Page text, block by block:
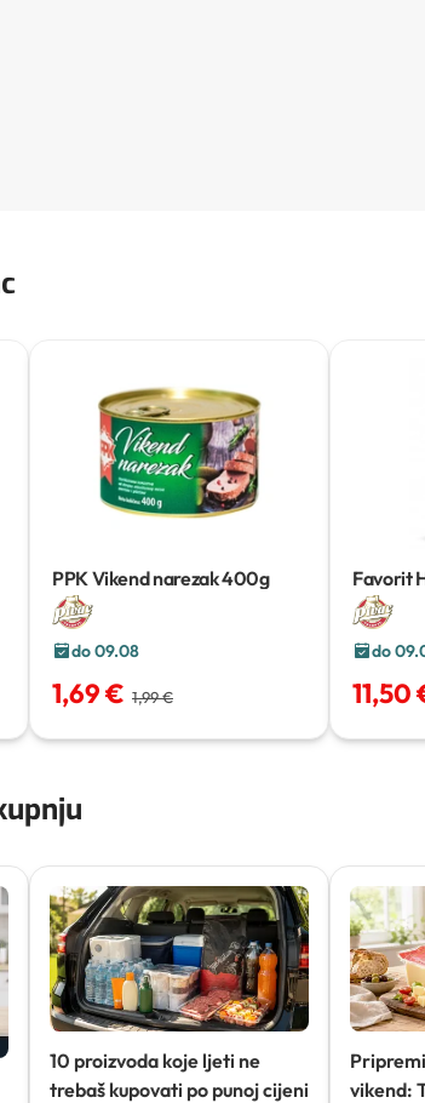
PPK Vikend narezak400g
do 09.08
1,69 € 1,99 €
Favorit
do
11,50
10 proizvoda koje ljeti ne
trebaš kupovati po punoj cijeni
vikend: